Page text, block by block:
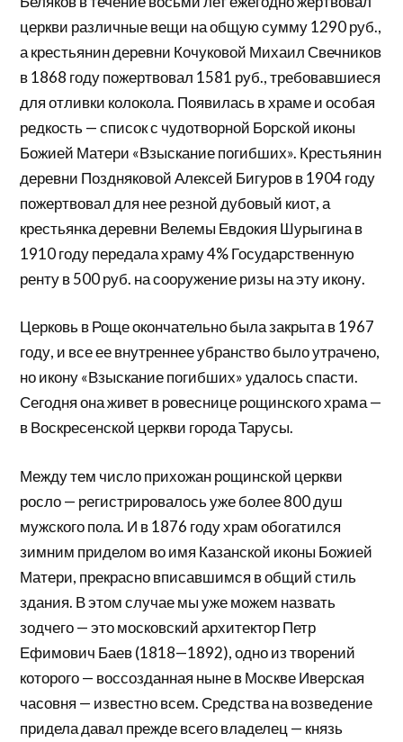
церкви различные вещи на общую сумму 1290 руб.,
а крестьянин деревни Кочуковой Михаил Свечников
в 1868 году пожертвовал 1581 руб., требовавшиеся
для отливки колокола. Появилась в храме и особая
редкость — список с чудотворной Борской иконы
Божией Матери «Взыскание погибших». Крестьянин
деревни Поздняковой Алексей Бигуров в 1904 году
пожертвовал для нее резной дубовый киот, а
крестьянка деревни Велемы Евдокия Шурыгина в
1910 году передала храму 4% Государственную
ренту в 500 руб. на сооружение ризы на эту икону.
Церковь в Роще окончательно была закрыта в 1967
году, и все ее внутреннее убранство было утрачено,
но икону «Взыскание погибших» удалось спасти.
Сегодня она живет в ровеснице рощинского храма —
в Воскресенской церкви города Тарусы.
Между тем число прихожан рощинской церкви
росло — регистрировалось уже более 800 душ
мужского пола. И в 1876 году храм обогатился
зимним приделом во имя Казанской иконы Божией
Матери, прекрасно вписавшимся в общий стиль
здания. В этом случае мы уже можем назвать
зодчего — это московский архитектор Петр
Ефимович Баев (1818—1892), одно из творений
которого — воссозданная ныне в Москве Иверская
часовня — известно всем. Средства на возведение
придела давал прежде всего владелец — князь